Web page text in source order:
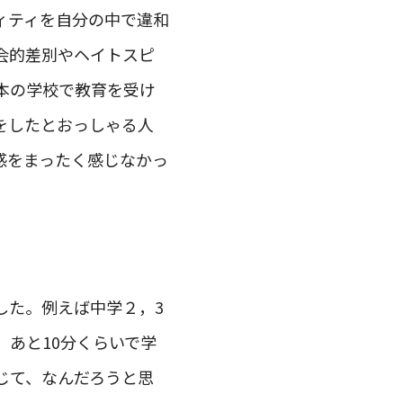
ィを自分の中で違和
的差別やヘイトスピ
の学校で教育を受け
たとおっしゃる人
まったく感じなかっ
た。例えば中学２，3
あと10分くらいで学
て、なんだろうと思